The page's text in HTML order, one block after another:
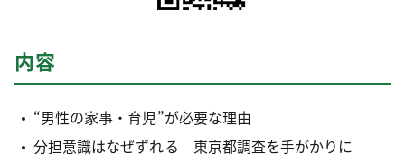
内容
“男性の家事・育児”が必要な理由
分担意識はなぜずれる 東京都調査を手がかりに